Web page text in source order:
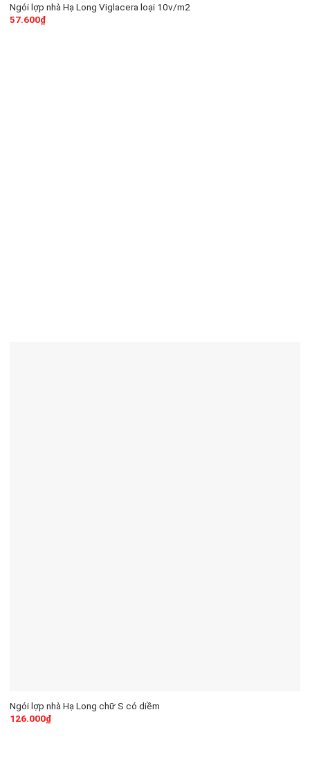
Ngói lợp nhà Hạ Long Viglacera loại 10v/m2
57.600₫
Ngói lợp nhà Hạ Long chữ S có diềm
126.000₫